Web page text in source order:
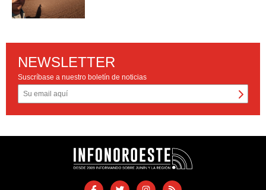
NEWSLETTER
Suscríbase a nuestro boletín de noticias